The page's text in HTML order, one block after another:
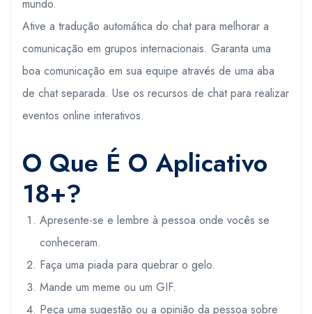
mundo.
Ative a tradução automática do chat para melhorar a
comunicação em grupos internacionais. Garanta uma
boa comunicação em sua equipe através de uma aba
de chat separada. Use os recursos de chat para realizar
eventos online interativos.
O Que É O Aplicativo
18+?
Apresente-se e lembre à pessoa onde vocês se
conheceram.
Faça uma piada para quebrar o gelo.
Mande um meme ou um GIF.
Peça uma sugestão ou a opinião da pessoa sobre